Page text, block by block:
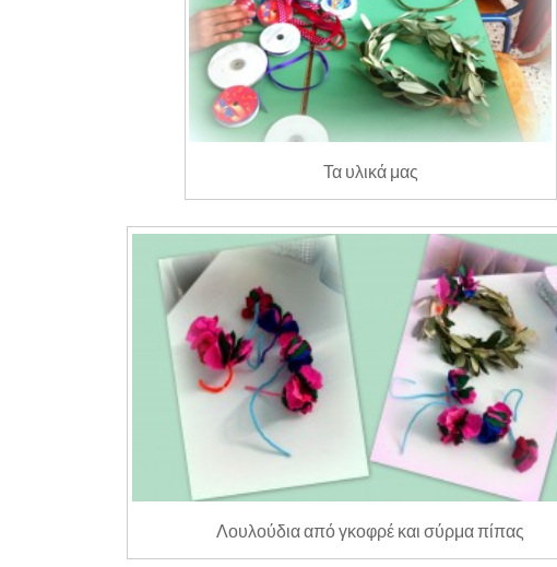
Τα υλικά μας
Λουλούδια από γκοφρέ και σύρμα πίπας